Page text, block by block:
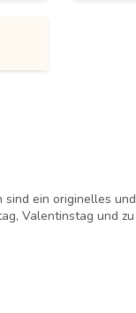
sind ein originelles und
Valentinstag und zu